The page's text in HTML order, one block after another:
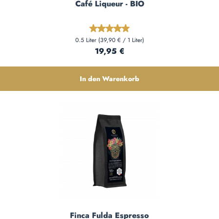
Café Liqueur - BIO
Durchschnittliche Bewertung von 5
0.5 Liter (39,90 € / 1 Liter)
Regulärer Preis:
19,95 €
In den Warenkorb
Finca Fulda Espresso